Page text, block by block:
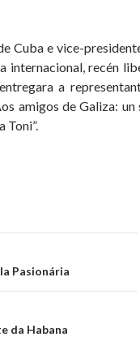
Cuba e vice-
internacional, recén
a
amigos de Galiza:
Toni”.
Pasionária
da Habana